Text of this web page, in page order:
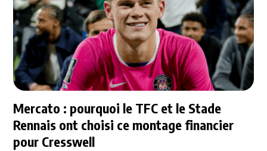
Mercato : pourquoi le TFC et le Stade
Rennais ont choisi ce montage financier
pour Cresswell